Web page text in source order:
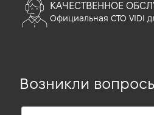
КАЧЕСТВЕННОЕ
Официальная СТО VIDI
Возникли